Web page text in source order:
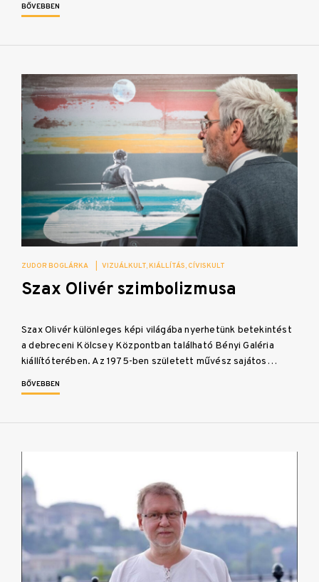
BŐVEBBEN
ZUDOR BOGLÁRKA VIZUÁLKULT KIÁLLÍTÁS CÍVISKULT
Szax Olivér szimbolizmusa
Szax Olivér különleges képi világába nyerhetünk betekintést
a debreceni Kölcsey Központban található Bényi Galéria
kiállítóterében. Az 1975-ben született művész sajátos…
BŐVEBBEN